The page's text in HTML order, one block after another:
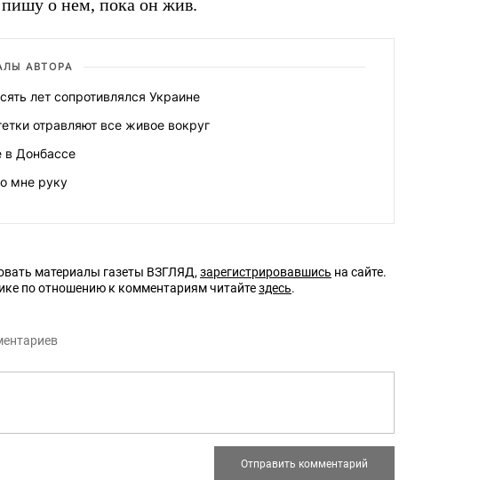
о нем, пока он жив.
АВТОРА
лет сопротивлялся Украине
отравляют все живое вокруг
в Донбассе
мне руку
материалы газеты ВЗГЛЯД, зарегистрировавшись на сайте.
по отношению к комментариям читайтездесь.